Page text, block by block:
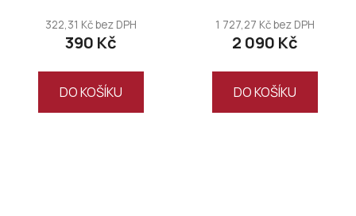
322,31 Kč bez DPH
390 Kč
DO KOŠÍKU
1 727,27 Kč bez DPH
2 090 Kč
DO KOŠÍKU